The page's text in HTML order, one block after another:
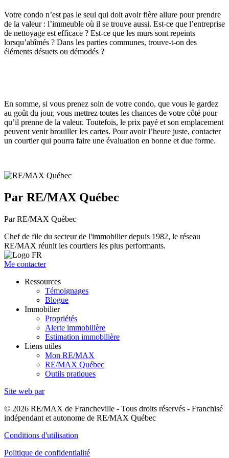
Votre condo n’est pas le seul qui doit avoir fière allure pour prendre
de la valeur : l’immeuble où il se trouve aussi. Est-ce que l’entreprise
de nettoyage est efficace ? Est-ce que les murs sont repeints
lorsqu’abîmés ? Dans les parties communes, trouve-t-on des
éléments désuets ou démodés ?
En somme, si vous prenez soin de votre condo, que vous le gardez
au goût du jour, vous mettrez toutes les chances de votre côté pour
qu’il prenne de la valeur. Toutefois, le prix payé et son emplacement
peuvent venir brouiller les cartes. Pour avoir l’heure juste, contacter
un courtier qui pourra faire une évaluation en bonne et due forme.
Par RE/MAX Québec
Par RE/MAX Québec
Chef de file du secteur de l'immobilier depuis 1982, le réseau
RE/MAX réunit les courtiers les plus performants.
Me contacter
Ressources
Témoignages
Blogue
Immobilier
Propriétés
Alerte immobilière
Estimation immobilière
Liens utiles
Mon RE/MAX
RE/MAX Québec
Outils pratiques
Site web par
© 2026 RE/MAX de Francheville - Tous droits réservés - Franchisé
indépendant et autonome de RE/MAX Québec
Conditions d'utilisation
Politique de confidentialité